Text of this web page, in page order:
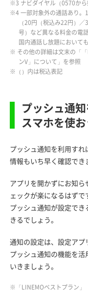
※3 ナビダイヤル（0570か
※4 一部対象外の通話あり。
（20円（税込み22円）
号）など異なる料金の電
国内通話し放題において
※ その他の詳細は文末の「
ンV」について」を参照
※（）内は税込表記
プッシュ通
スマホを使お
プッシュ通知を利用す
情報もいち早く確認でき
アプリを開かずにお知
ェックが楽になるはず
プッシュ通知が設定で
きるでしょう。
通知の設定は、設定ア
プッシュ通知の機能を
いきましょう。
※「LINEMOベストプラン」